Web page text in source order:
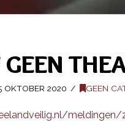
OKTOBER 2020 GEEN
meldingen/